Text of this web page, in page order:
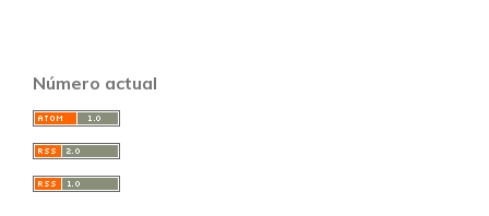
Número actual